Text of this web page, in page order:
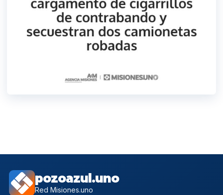
pozoazul.uno
Red Misiones.uno